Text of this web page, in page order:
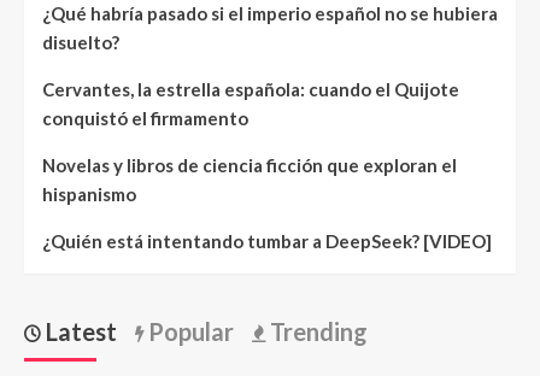
¿Qué habría pasado si el imperio español no se hubiera
disuelto?
Cervantes, la estrella española: cuando el Quijote
conquistó el firmamento
Novelas y libros de ciencia ficción que exploran el
hispanismo
¿Quién está intentando tumbar a DeepSeek? [VIDEO]
Latest Popular Trending